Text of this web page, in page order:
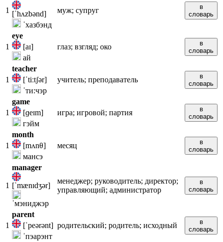
1 [ˈhʌzbənd]
ˈхазбэнд
муж; супруг
в
словарь
1
eye
[aɪ]
ай
глаз; взгляд; око
в
словарь
1
teacher
[ˈtiːtʃər]
ˈти:чэр
учитель; преподаватель
в
словарь
1
game
[ɡeɪm]
гэйм
игра; игровой; партия
в
словарь
1
month
[mʌnθ]
мансэ
месяц
в
словарь
1
manager
[ˈmænɪdʒər]
ˈмэниджэр
менеджер; руководитель; директор;
управляющий; администратор
в
словарь
1
parent
[ˈpeərənt]
ˈпэарэнт
родительский; родитель; исходный
в
словарь